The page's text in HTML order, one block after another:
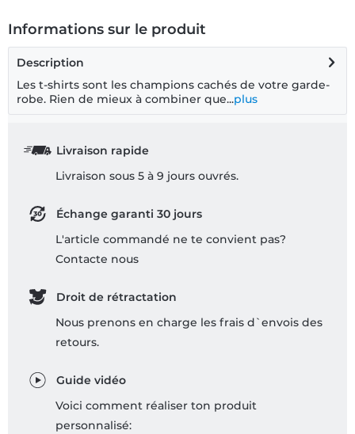
Informations sur le produit
Description
Les t-shirts sont les champions cachés de votre garde-
robe. Rien de mieux à combiner que...plus
Livraison rapide
Livraison sous 5 à 9 jours ouvrés.
Échange garanti 30 jours
L'article commandé ne te convient pas?
Contacte nous
Droit de rétractation
Nous prenons en charge les frais d`envois des
retours.
Guide vidéo
Voici comment réaliser ton produit
personnalisé: